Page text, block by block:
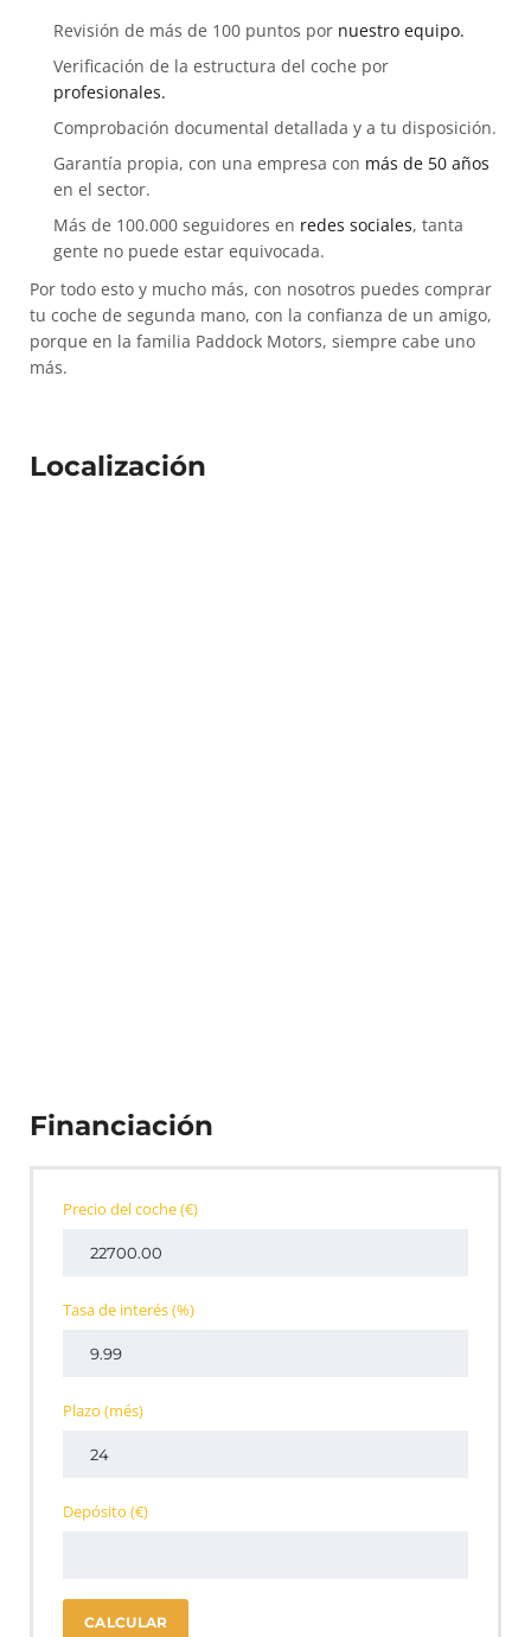
Revisión de más de 100 puntos por nuestro equipo.
Verificación de la estructura del coche por
profesionales.
Comprobación documental detallada y a tu disposición.
Garantía propia, con una empresa con más de 50 años
en el sector.
Más de 100.000 seguidores en redes sociales, tanta
gente no puede estar equivocada.
Por todo esto y mucho más, con nosotros puedes comprar
tu coche de segunda mano, con la confianza de un amigo,
porque en la familia Paddock Motors, siempre cabe uno
más.
Localización
Financiación
Precio del coche(€)
Tasa de interés(%)
Plazo (més)
Depósito (€)
CALCULAR